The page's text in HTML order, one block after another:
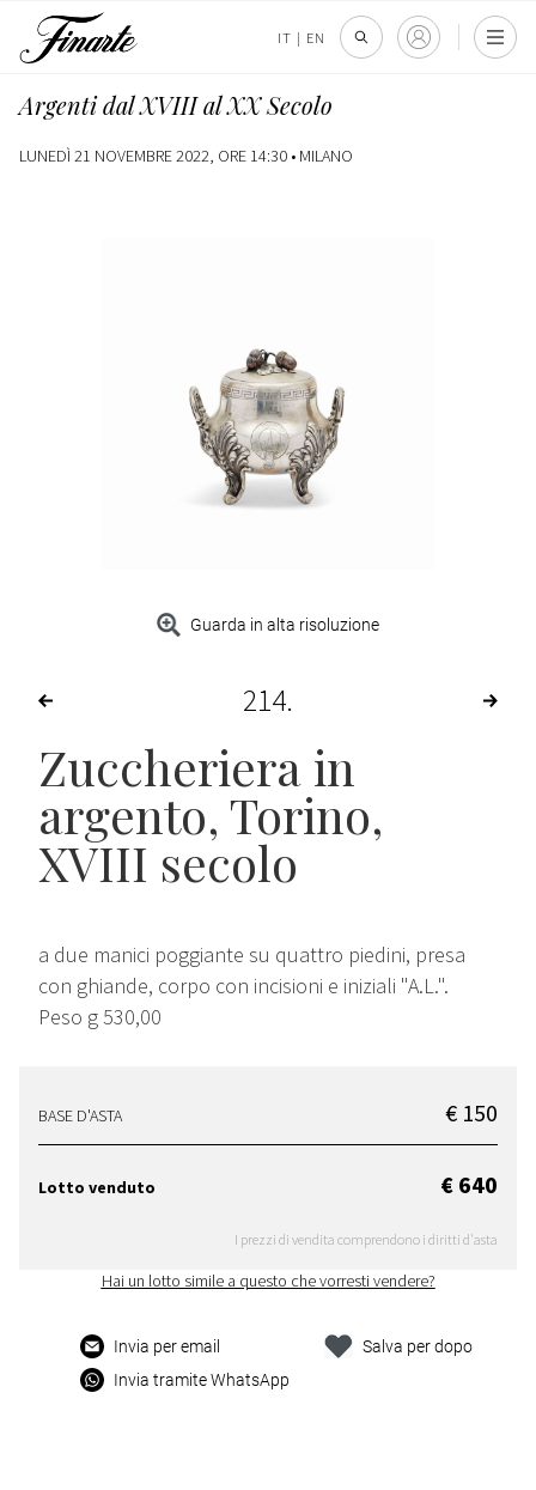
IT | EN
Argenti dal XVIII al XX Secolo
LUNEDÌ 21 NOVEMBRE 2022, ORE 14:30 • MILANO
Guarda in alta risoluzione
214
Zuccheriera in
argento, Torino,
XVIII secolo
a due manici poggiante su quattro piedini, presa
con ghiande, corpo con incisioni e iniziali "A.L.".
Peso g 530,00
BASE D'ASTA € 150
Lotto venduto € 640
I prezzi di vendita comprendono i diritti d'asta
Hai un lotto simile a questo che vorresti vendere?
Invia per email
Invia tramite WhatsApp
Salva per dopo